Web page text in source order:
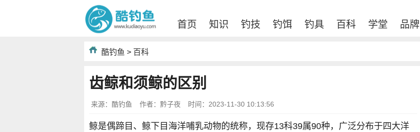
首页 知识 钓技 钓饵 钓具 百科 学堂 品牌
酷钓鱼 > 百科
齿鲸和须鲸的区别
来源：酷钓鱼 作者：黔子夜 时间：2023-11-30 10:13:56
鲸是偶蹄目、鲸下目海洋哺乳动物的统称，现存13科39属90种，广泛分布于四大洋